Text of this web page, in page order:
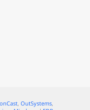
, OutSystems,